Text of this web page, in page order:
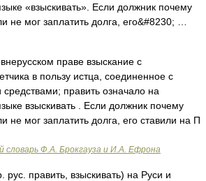
«взыскивать». Если должник почему
не мог заплатить долга, его&#8230; …
праве взыскание с
в пользу истца, соединенное с
править означало на
взыскивать . Если должник почему
не мог заплатить долга, его ставили на П
словарь Ф.А. Брокгауза и И.А. Ефрона
рус. править, взыскивать) на Руси и